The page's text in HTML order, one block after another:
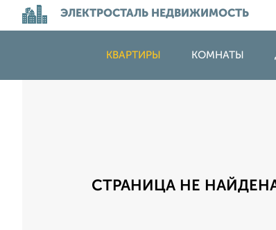
ЭЛЕКТРОСТАЛЬ НЕДВИЖИМОСТЬ
КВАРТИРЫ КОМНАТЫ
СТРАНИЦА НЕ